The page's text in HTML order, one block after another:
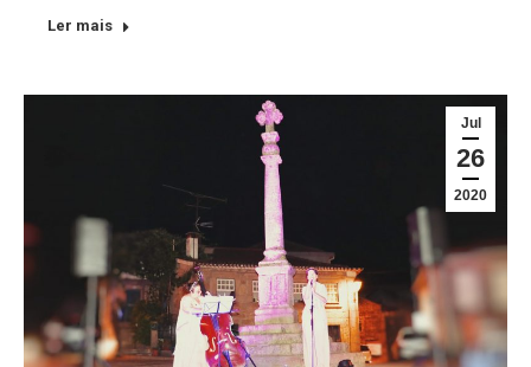
Ler mais
Jul
26
2020